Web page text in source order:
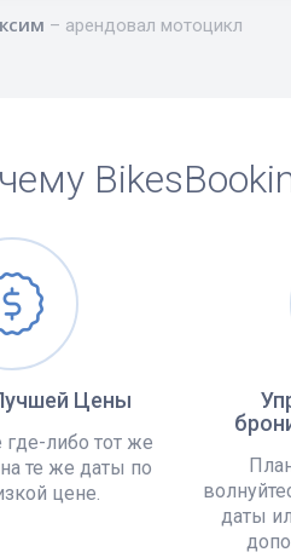
арендовал мотоцикл
Цены
либо тот же
те же даты по
цене.
даты